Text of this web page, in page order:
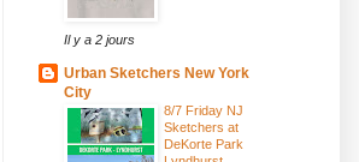
Il y a 2 jours
Urban Sketchers New York
City
8/7 Friday NJ
Sketchers at
DeKorte Park